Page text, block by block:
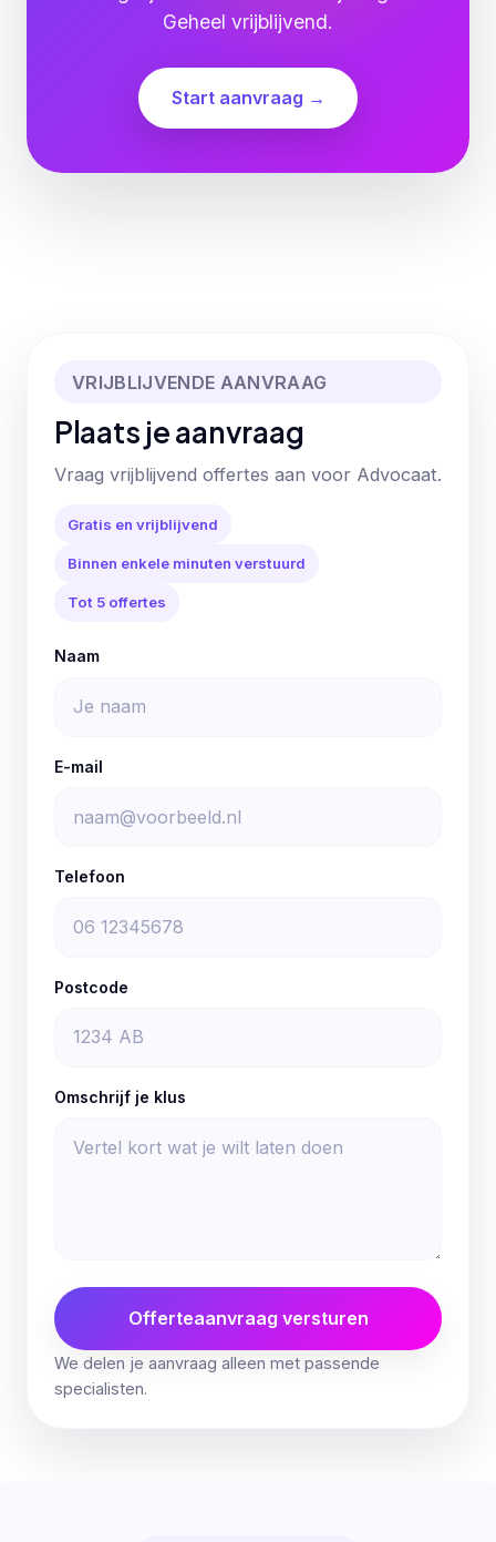
Geheel vrijblijvend.
Start aanvraag →
VRIJBLIJVENDE AANVRAAG
Plaats je aanvraag
Vraag vrijblijvend offertes aan voor Advocaat.
Gratis en vrijblijvend
Binnen enkele minuten verstuurd
Tot 5 offertes
Naam
E-mail
Telefoon
Postcode
Omschrijf je klus
Offerteaanvraag versturen
We delen je aanvraag alleen met passende
specialisten.